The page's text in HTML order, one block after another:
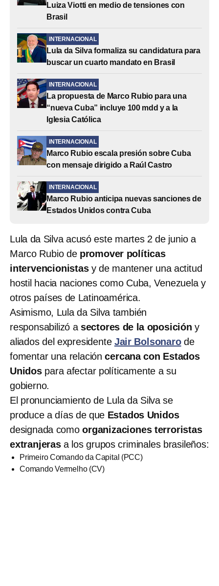
Luiza Viotti en medio de tensiones con
Brasil
INTERNACIONAL
Lula da Silva formaliza su candidatura para
buscar un cuarto mandato en Brasil
INTERNACIONAL
La propuesta de Marco Rubio para una
“nueva Cuba” incluye 100 mdd y a la
Iglesia Católica
INTERNACIONAL
Marco Rubio escala presión sobre Cuba
con mensaje dirigido a Raúl Castro
INTERNACIONAL
Marco Rubio anticipa nuevas sanciones de
Estados Unidos contra Cuba
Lula da Silva acusó este martes 2 de junio a
Marco Rubio de promover políticas
intervencionistasy de mantener una actitud
hostil hacia naciones como Cuba, Venezuela y
otros países de Latinoamérica.
Asimismo, Lula da Silva también
responsabilizó a sectores de la oposición y
aliados del expresidente Jair Bolsonarode
fomentar una relacióncercana con Estados
Unidospara afectar políticamente a su
gobierno.
El pronunciamiento de Lula da Silva se
produce a días de que Estados Unidos
designada comoorganizaciones terroristas
extranjerasa los grupos criminales brasileños:
Primeiro Comando da Capital (PCC)
Comando Vermelho (CV)